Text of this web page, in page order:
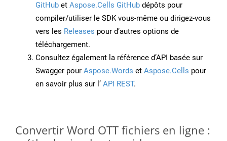
GitHub et Aspose.Cells GitHub dépôts pour
compiler/utiliser le SDK vous-même ou dirigez-vous
vers les Releases pour d’autres options de
téléchargement.
Consultez également la référence d’API basée sur
Swagger pour Aspose.Words et Aspose.Cells pour
en savoir plus sur l’ API REST.
Convertir Word OTT fichiers en ligne :